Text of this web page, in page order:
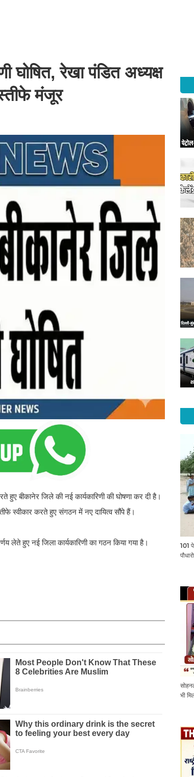
घोषित, रेखा पंडित अध्यक्ष
मंजूर
बीकानेर जिले की नई कार्यकारिणी की घोषणा कर दी है।
स्वीकार करते हुए संगठन में नए दायित्व सौंपे हैं।
लेते हुए नई जिला कार्यकारिणी का गठन किया गया है।
101
भी